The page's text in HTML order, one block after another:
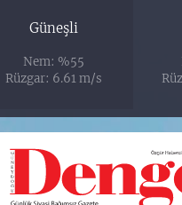
Güneşli
Nem: %55
Rüzgar: 6.61 m/s